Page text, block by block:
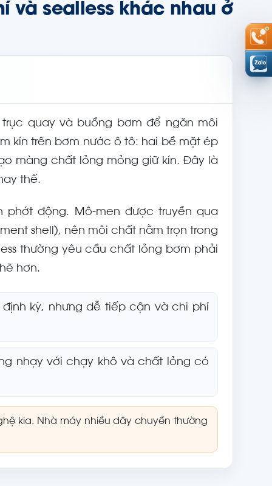
và sealless khác nhau ở
quay và buồng bơm để ngăn môi
kín trên bơm nước ô tô: hai bề mặt ép
màng chất lỏng mỏng giữ kín. Đây là
thế.
phớt động. Mô-men được truyền qua
shell), nên môi chất nằm trọn trong
thường yêu cầu chất lỏng bơm phải
hơn.
kỳ, nhưng dễ tiếp cận và chi phí
nhạy với chạy khô và chất lỏng có
kia. Nhà máy nhiều dây chuyền thường